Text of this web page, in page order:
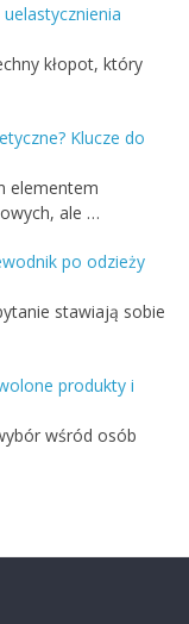
kłopot, który
Klucze do
elementem
ale …
po odzieży
stawiają sobie
produkty i
wśród osób